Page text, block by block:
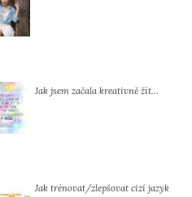
Jak jsem začala kreativně žít…
Jak trénovat/zlepšovat cizí jazyk